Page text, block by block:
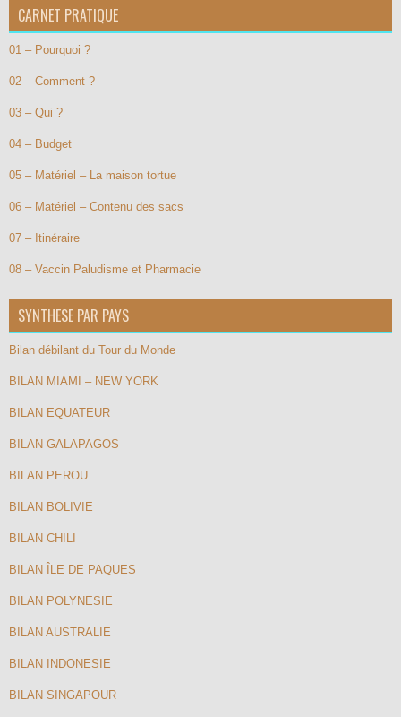
CARNET PRATIQUE
01 – Pourquoi ?
02 – Comment ?
03 – Qui ?
04 – Budget
05 – Matériel – La maison tortue
06 – Matériel – Contenu des sacs
07 – Itinéraire
08 – Vaccin Paludisme et Pharmacie
SYNTHESE PAR PAYS
Bilan débilant du Tour du Monde
BILAN MIAMI – NEW YORK
BILAN EQUATEUR
BILAN GALAPAGOS
BILAN PEROU
BILAN BOLIVIE
BILAN CHILI
BILAN ÎLE DE PAQUES
BILAN POLYNESIE
BILAN AUSTRALIE
BILAN INDONESIE
BILAN SINGAPOUR